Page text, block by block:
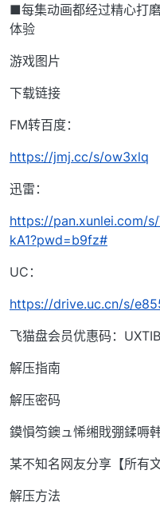
■每集动画都经过精心打
体验
游戏图片
下载链接
FM转百度：
https://jmj.cc/s/ow3xlq
迅雷：
https://pan.xunlei.com/
kA1?pwd=b9fz#
UC：
https://drive.uc.cn/s/
飞猫盘会员优惠码：
解压指南
解压密码
鏌愪笉鐭ュ悕缃戝弸鍒嗕
某不知名网友分享【所有
解压方法